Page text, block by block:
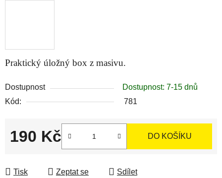
Praktický úložný box z masivu.
Dostupnost
Dostupnost: 7-15 dnů
Kód:
781
190 Kč DO KOŠÍKU
Tisk Zeptat se Sdílet